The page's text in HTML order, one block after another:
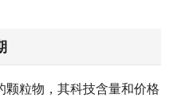
粒物，其科技含量和价格